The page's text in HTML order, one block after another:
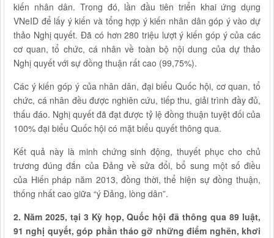
kiến nhân dân. Trong đó, lần đầu tiên triển khai ứng dụng
VNeID để lấy ý kiến và tổng hợp ý kiến nhân dân góp ý vào dự
thảo Nghị quyết. Đã có hơn 280 triệu lượt ý kiến góp ý của các
cơ quan, tổ chức, cá nhân về toàn bộ nội dung của dự thảo
Nghị quyết với sự đồng thuận rất cao (99,75%).
Các ý kiến góp ý của nhân dân, đại biểu Quốc hội, cơ quan, tổ
chức, cá nhân đều được nghiên cứu, tiếp thu, giải trình đầy đủ,
thấu đáo. Nghị quyết đã đạt được tỷ lệ đồng thuận tuyệt đối của
100% đại biểu Quốc hội có mặt biểu quyết thông qua.
Kết quả này là minh chứng sinh động, thuyết phục cho chủ
trương đúng đắn của Đảng về sửa đổi, bổ sung một số điều
của Hiến pháp năm 2013, đồng thời, thể hiện sự đồng thuận,
thống nhất cao giữa “ý Đảng, lòng dân”.
2. Năm 2025, tại 3 Kỳ họp, Quốc hội đã thông qua 89 luật,
91 nghị quyết, góp phần tháo gỡ những điểm nghẽn, khơi